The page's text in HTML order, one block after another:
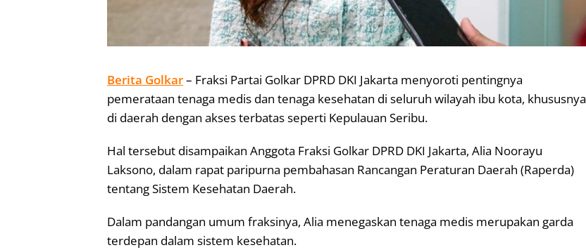
Berita Golkar– Fraksi Partai Golkar DPRD DKI Jakarta menyoroti pentingnya
pemerataan tenaga medis dan tenaga kesehatan di seluruh wilayah ibu kota, khususnya
di daerah dengan akses terbatas seperti Kepulauan Seribu.
Hal tersebut disampaikan Anggota Fraksi Golkar DPRD DKI Jakarta, Alia Noorayu
Laksono, dalam rapat paripurna pembahasan Rancangan Peraturan Daerah (Raperda)
tentang Sistem Kesehatan Daerah.
Dalam pandangan umum fraksinya, Alia menegaskan tenaga medis merupakan garda
terdepan dalam sistem kesehatan.